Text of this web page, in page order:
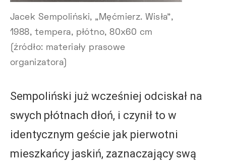
Jacek Sempoliński, „Męćmierz. Wisła”,
1988, tempera, płótno, 80x60 cm
(źródło: materiały prasowe
organizatora)
Sempoliński już wcześniej odciskał na
swych płótnach dłoń, i czynił to w
identycznym geście jak pierwotni
mieszkańcy jaskiń, zaznaczający swą